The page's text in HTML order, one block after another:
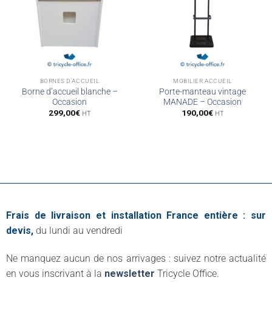
BORNES D'ACCUEIL
Borne d’accueil blanche –
Occasion
299,00€ HT
MOBILIER ACCUEIL
Porte-manteau vintage
MANADE – Occasion
190,00€ HT
Frais de livraison et installation France entière : sur
devis, du lundi au vendredi
Ne manquez aucun de nos arrivages : suivez notre actualité
en vous inscrivant à la newsletter Tricycle Office.